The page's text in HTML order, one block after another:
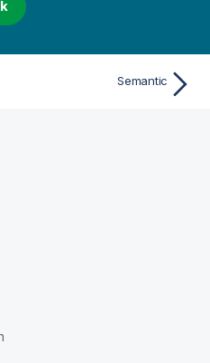
Semantic